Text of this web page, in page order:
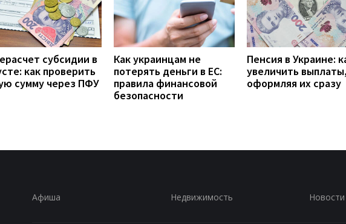
субсидии в
как проверить
сумму через ПФУ
Как украинцам не
потерять деньги в ЕС:
правила финансовой
безопасности
Пенсия в Украине:
увеличить
оформляя их сразу
Афиша Недвижимость Новости